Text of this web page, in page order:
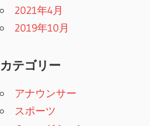
2021年4月
2019年10月
カテゴリー
アナウンサー
スポーツ